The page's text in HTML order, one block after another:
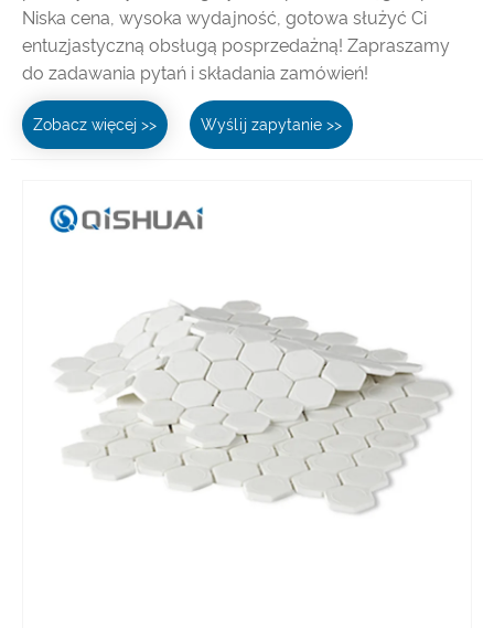
Niska cena, wysoka wydajność, gotowa służyć Ci
entuzjastyczną obsługą posprzedażną! Zapraszamy
do zadawania pytań i składania zamówień!
Zobacz więcej >> Wyślij zapytanie >>